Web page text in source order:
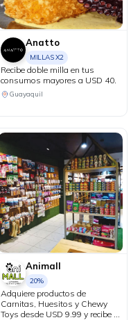
Anatto
MILLAS X2
Recibe doble milla en tus
consumos mayores a USD 40.
Guayaquil
Animall
20%
Adquiere productos de
Carnitas, Huesitos y Chewy
Toys desde USD 9.99 y recibe el